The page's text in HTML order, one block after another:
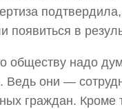
появиться в
обществу надо
Ведь они —
граждан. Кроме